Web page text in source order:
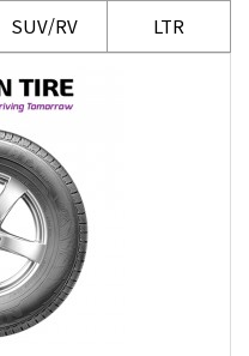
SUV/RV LTR